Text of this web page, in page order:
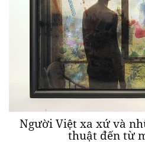
Người Việt xa xứ và
thuật đến từ